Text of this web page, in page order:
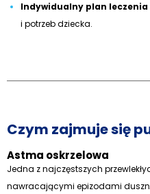
Indywidualny plan leczenia
i potrzeb dziecka.
Czym zajmuje się
Astma oskrzelowa
Jedna z najczęstszych
nawracającymi epizodami